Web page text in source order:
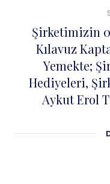
Şirketimizin
Kılavuz
Yemekte;
Hediyeleri,
Aykut Erol